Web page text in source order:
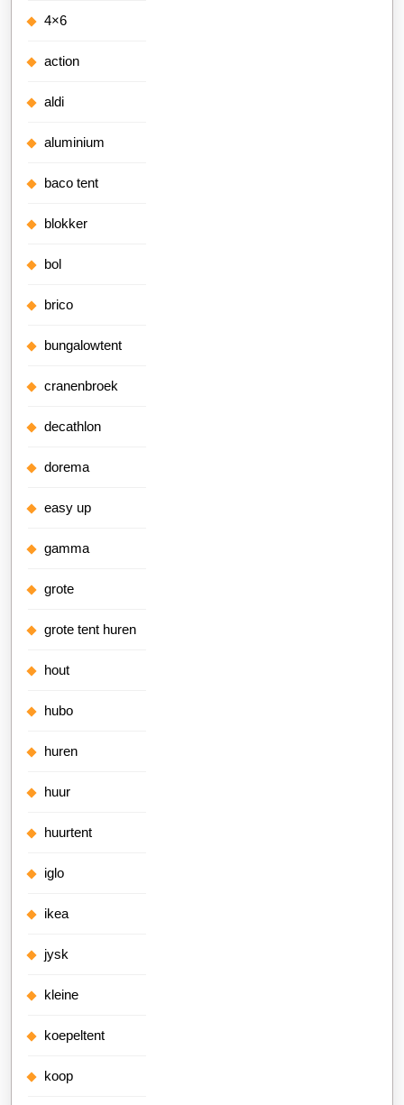
4×6
action
aldi
aluminium
baco tent
blokker
bol
brico
bungalowtent
cranenbroek
decathlon
dorema
easy up
gamma
grote
grote tent huren
hout
hubo
huren
huur
huurtent
iglo
ikea
jysk
kleine
koepeltent
koop